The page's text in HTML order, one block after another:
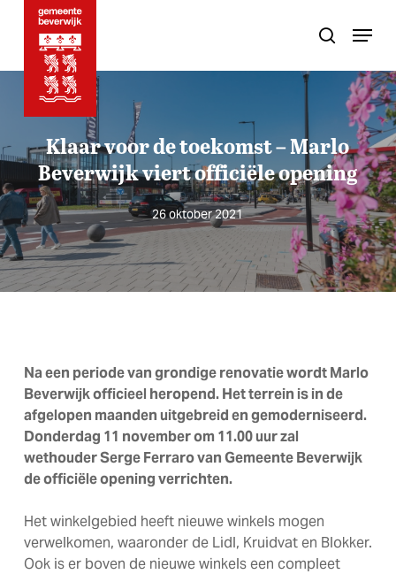
content
search
Menu
Klaar voor de toekomst – Marlo
Beverwijk viert officiële opening
26 oktober 2021
Na een periode van grondige renovatie wordt Marlo
Beverwijk officieel heropend. Het terrein is in de
afgelopen maanden uitgebreid en gemoderniseerd.
Donderdag 11 november om 11.00 uur zal
wethouder Serge Ferraro van Gemeente Beverwijk
de officiële opening verrichten.
Het winkelgebied heeft nieuwe winkels mogen
verwelkomen, waaronder de Lidl, Kruidvat en Blokker.
Ook is er boven de nieuwe winkels een compleet